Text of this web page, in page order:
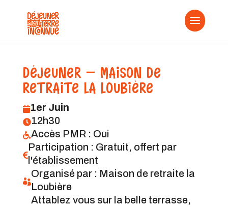
DÉJEUNER - MAISON DE
RETRAITE LA LOUBIÈRE
1er Juin
12h30
Accès PMR : Oui

Participation : Gratuit, offert par
l'établissement

Organisé par : Maison de retraite la
Loubière
Attablez vous sur la belle terrasse,